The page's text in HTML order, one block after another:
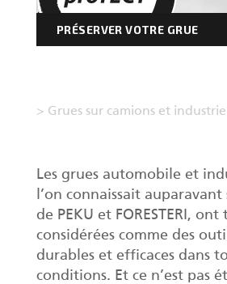
PRÉSERVER VOTRE GRUE
> Grues sur camions et
Les grues automobile et
l’on connaissait auparavant
de PEKU et FORESTERI,
considérées comme des
durables et efficaces dans
conditions. Et ce n’est pas